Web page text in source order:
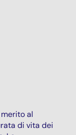
al
di vita dei